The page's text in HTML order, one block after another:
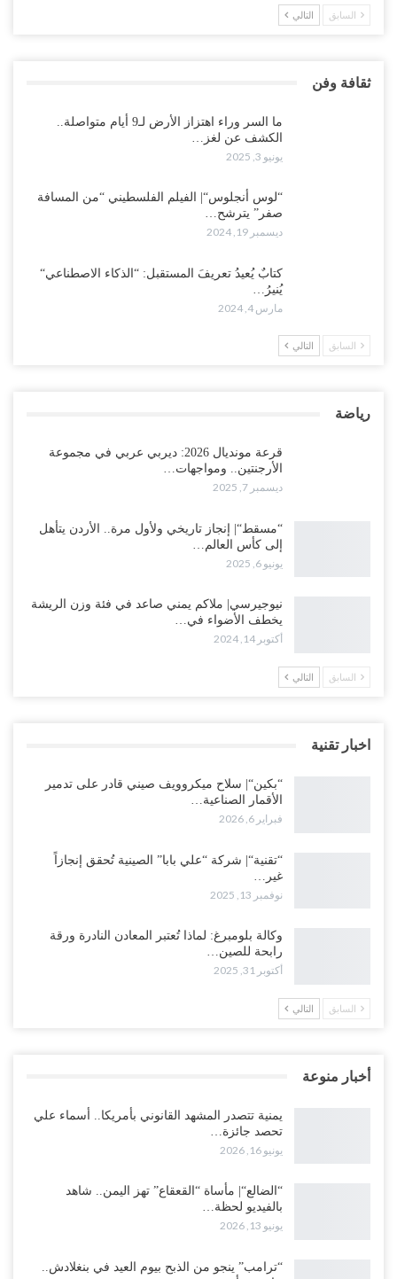
السابق التالي
ثقافة وفن
ما السر وراء اهتزاز الأرض لـ9 أيام متواصلة..
الكشف عن لغز…
يونيو 3, 2025
“لوس أنجلوس“| الفيلم الفلسطيني “من المسافة
صفر” يترشح…
ديسمبر 19, 2024
كتابٌ يُعيدُ تعريفَ المستقبل: “الذكاء الاصطناعي“
يُنيرُ…
مارس 4, 2024
السابق التالي
رياضة
قرعة مونديال 2026: ديربي عربي في مجموعة
الأرجنتين.. ومواجهات…
ديسمبر 7, 2025
“مسقط“| إنجاز تاريخي ولأول مرة.. الأردن يتأهل
إلى كأس العالم…
يونيو 6, 2025
نيوجيرسي| ملاكم يمني صاعد في فئة وزن الريشة
يخطف الأضواء في…
أكتوبر 14, 2024
السابق التالي
اخبار تقنية
“بكين“| سلاح ميكروويف صيني قادر على تدمير
الأقمار الصناعية…
فبراير 6, 2026
“تقنية“| شركة “علي بابا” الصينية تُحقق إنجازاً
غير…
نوفمبر 13, 2025
وكالة بلومبرغ: لماذا تُعتبر المعادن النادرة ورقة
رابحة للصين…
أكتوبر 31, 2025
السابق التالي
أخبار منوعة
يمنية تتصدر المشهد القانوني بأمريكا.. أسماء علي
تحصد جائزة…
يونيو 16, 2026
“الضالع“| مأساة “القعقاع” تهز اليمن.. شاهد
بالفيديو لحظة…
يونيو 13, 2026
“ترامب” ينجو من الذبح بيوم العيد في بنغلادش..